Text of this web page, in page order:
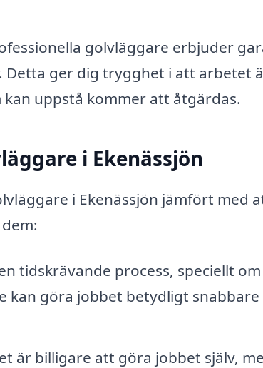
golvläggare erbjuder
Detta ger dig trygghet i att arbetet
uppstå kommer att åtgärdas.
i Ekenässjön
i Ekenässjön jämfört med
tidskrävande process, speciellt
kan göra jobbet betydligt
är billigare att göra jobbet själv,